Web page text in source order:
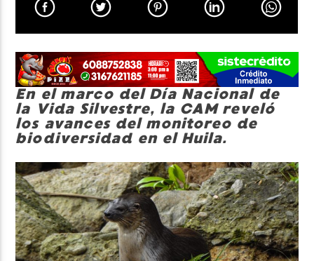
Neiva Estereo
En el marco del Día Nacional de
la Vida Silvestre, la CAM reveló
los avances del monitoreo de
biodiversidad en el Huila.